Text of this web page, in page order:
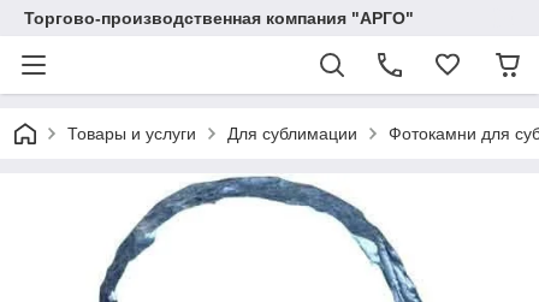
Торгово-производственная компания "АРГО"
Товары и услуги Для сублимации Фотокамни для